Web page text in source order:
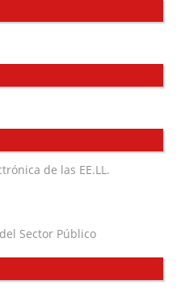
de las EE.LL.
Sector Público